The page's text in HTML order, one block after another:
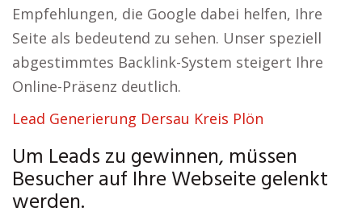
Empfehlungen, die Google dabei helfen, Ihre
Seite als bedeutend zu sehen. Unser speziell
abgestimmtes Backlink-System steigert Ihre
Online-Präsenz deutlich.
Lead Generierung Dersau Kreis Plön
Um Leads zu gewinnen, müssen
Besucher auf Ihre Webseite gelenkt
werden.